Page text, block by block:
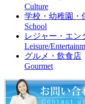
Culture
学校・幼稚園・
School
レジャー・エン
Leisure/
グルメ・飲食店
Gourmet